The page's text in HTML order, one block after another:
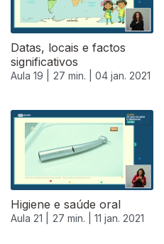
Datas, locais e factos
significativos
Aula 19 | 27 min. | 04 jan. 2021
Higiene e saúde oral
Aula 21 | 27 min. | 11 jan. 2021